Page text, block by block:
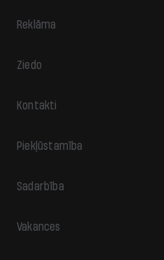
Reklāma
Ziedo
Kontakti
Piekļūstamība
Sadarbība
Vakances